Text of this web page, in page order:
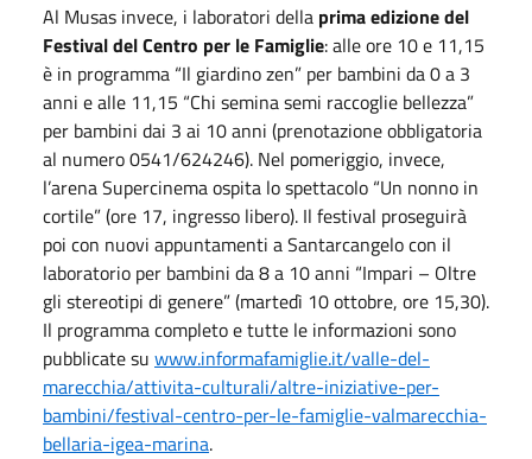
Al Musas invece, i laboratori della prima edizione del
Festival del Centro per le Famiglie: alle ore 10 e 11,15
è in programma “Il giardino zen” per bambini da 0 a 3
anni e alle 11,15 “Chi semina semi raccoglie bellezza”
per bambini dai 3 ai 10 anni (prenotazione obbligatoria
al numero 0541/624246). Nel pomeriggio, invece,
l’arena Supercinema ospita lo spettacolo “Un nonno in
cortile” (ore 17, ingresso libero). Il festival proseguirà
poi con nuovi appuntamenti a Santarcangelo con il
laboratorio per bambini da 8 a 10 anni “Impari – Oltre
gli stereotipi di genere” (martedì 10 ottobre, ore 15,30).
Il programma completo e tutte le informazioni sono
pubblicate su www.informafamiglie.it/valle-del-
marecchia/attivita-culturali/altre-iniziative-per-
bambini/festival-centro-per-le-famiglie-valmarecchia-
bellaria-igea-marina.